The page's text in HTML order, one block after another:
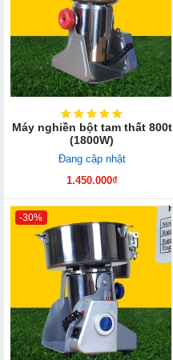
Máy nghiền bột tam thất 800t
(1800W)
Đang cập nhật
1.450.000₫
-30%